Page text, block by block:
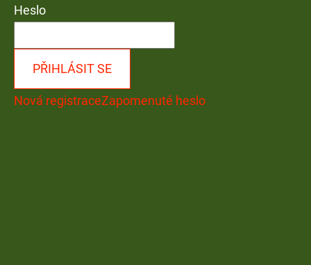
Heslo
PŘIHLÁSIT SE
Nová registraceZapomenuté heslo